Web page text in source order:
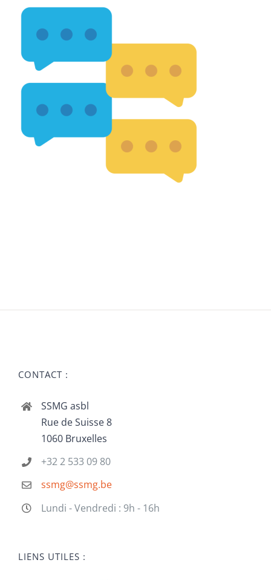
CONTACT :
SSMG asbl
Rue de Suisse 8
1060 Bruxelles
+32 2 533 09 80
ssmg@ssmg.be
Lundi - Vendredi : 9h - 16h
LIENS UTILES :